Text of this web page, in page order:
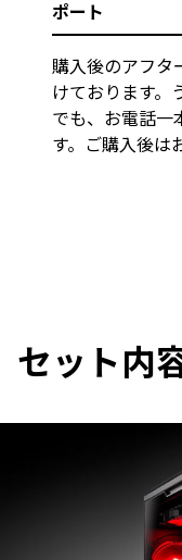
ポート
購入後のアフタ
けております。
でも、お電話一
す。ご購入後は
セット内